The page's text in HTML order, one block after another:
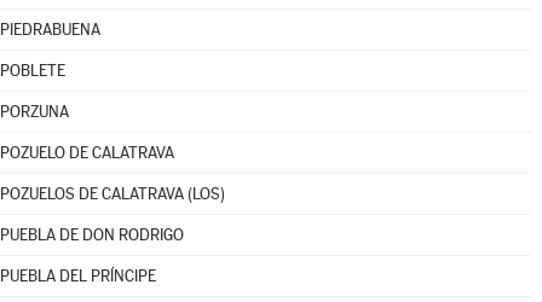
PIEDRABUENA
POBLETE
PORZUNA
POZUELO DE CALATRAVA
POZUELOS DE CALATRAVA (LOS)
PUEBLA DE DON RODRIGO
PUEBLA DEL PRÍNCIPE